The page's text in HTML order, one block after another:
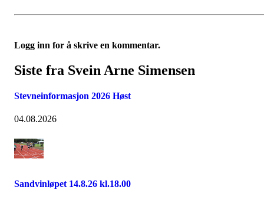
Logg inn for å skrive en kommentar.
Siste fra Svein Arne Simensen
Stevneinformasjon 2026 Høst
04.08.2026
Sandvinløpet 14.8.26 kl.18.00